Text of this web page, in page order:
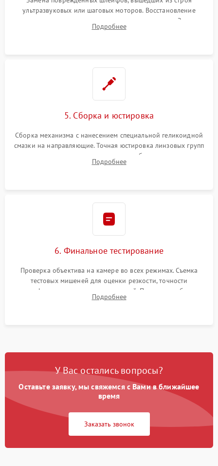
ультразвуковых или шаговых моторов. Восстановление
геометрии направляющих при заклинивании зума. Замена
неисправного блока диафрагмы, датчиков положения или
Подробнее
5. Сборка и юстировка
Сборка механизма с нанесением специальной геликоидной
смазки на направляющие. Точная юстировка линзовых групп
программным или механическим способом для устранения
бэк
Подробнее
6. Финальное тестирование
Проверка объектива на камере во всех режимах. Съемка
тестовых мишеней для оценки резкости, точности
автофокуса и отсутствия искажений. Проверка работы
диафрагмы на закрытых значениях и тестирование
Подробнее
У Вас остались вопросы?
Оставьте заявку, мы свяжемся с Вами в ближайшее
время
Заказать звонок